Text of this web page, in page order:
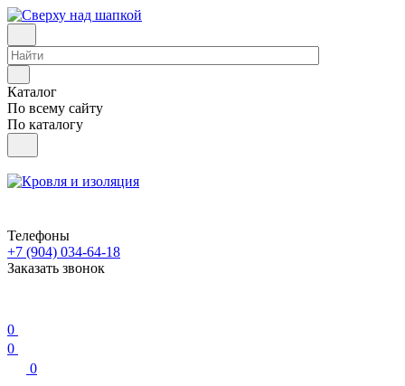
Каталог
По всему сайту
По каталогу
Телефоны
+7 (904) 034-64-18
Заказать звонок
0
0
0